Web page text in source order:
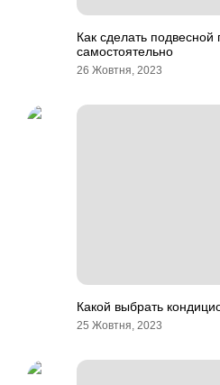
Как сделать подвесной
самостоятельно
26 Жовтня, 2023
Какой выбрать
25 Жовтня, 2023